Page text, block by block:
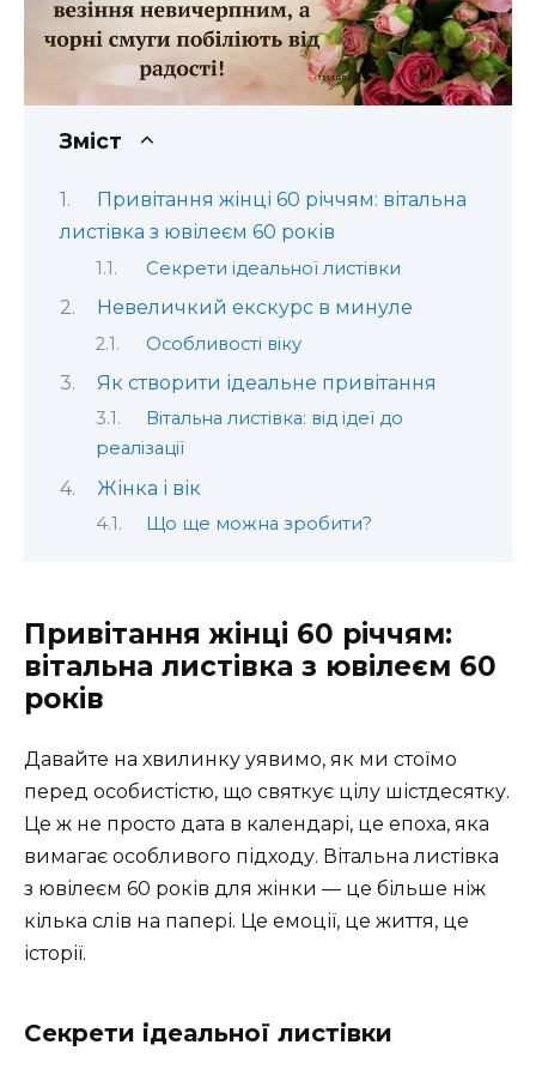
Зміст
Привітання жінці 60 річчям: вітальна
листівка з ювілеєм 60 років
Секрети ідеальної листівки
Невеличкий екскурс в минуле
Особливості віку
Як створити ідеальне привітання
Вітальна листівка: від ідеї до
реалізації
Жінка і вік
Що ще можна зробити?
Привітання жінці 60 річчям:
вітальна листівка з ювілеєм 60
років
Давайте на хвилинку уявимо, як ми стоїмо
перед особистістю, що святкує цілу шістдесятку.
Це ж не просто дата в календарі, це епоха, яка
вимагає особливого підходу. Вітальна листівка
з ювілеєм 60 років для жінки — це більше ніж
кілька слів на папері. Це емоції, це життя, це
історії.
Секрети ідеальної листівки